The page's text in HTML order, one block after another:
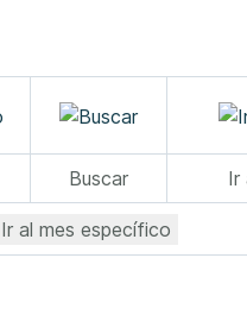
Buscar Ir
Ir al mes específico